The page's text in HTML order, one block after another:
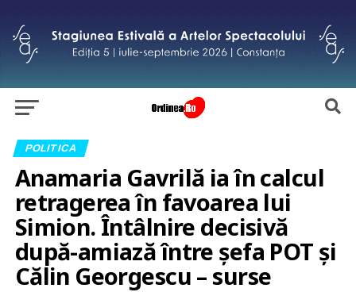
POLITICA
Anamaria Gavrilă ia în calcul
retragerea în favoarea lui
Simion. Întâlnire decisivă
după-amiază între șefa POT și
Călin Georgescu – surse